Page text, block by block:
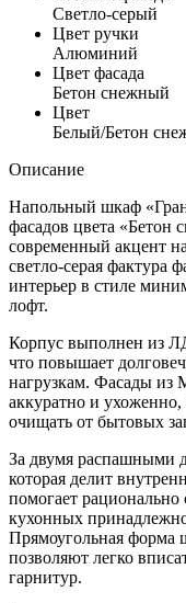
Светло-серый
Цвет ручки
Алюминий
Цвет фасада
Бетон снежный
Цвет
Белый/Бетон
Описание
Напольный шкаф
фасадов цвета «Бетон
современный акцент
светло-серая фактура
интерьер в стиле
лофт.
Корпус выполнен из
что повышает
нагрузкам. Фасады
аккуратно и
очищать от бытовых
За двумя распашными
которая делит
помогает рационально
кухонных
Прямоугольная форма
позволяют легко
гарнитур.